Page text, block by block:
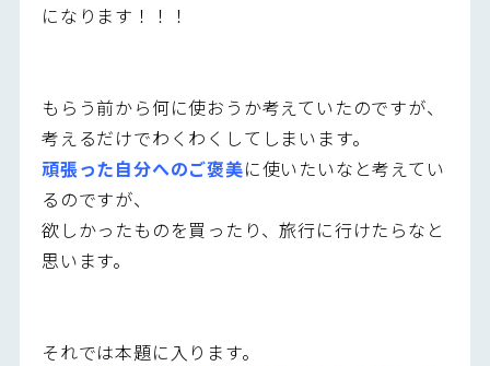
になります！！！
もらう前から何に使おうか考えていたのですが、
考えるだけでわくわくしてしまいます。
頑張った自分へのご褒美に使いたいなと考えてい
るのですが、
欲しかったものを買ったり、旅行に行けたらなと
思います。
それでは本題に入ります。